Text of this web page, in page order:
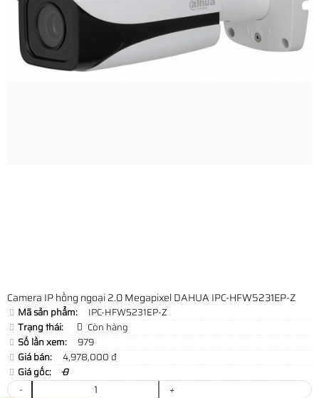
Camera IP hồng ngoại 2.0 Megapixel DAHUA IPC-HFW5231EP-Z
Mã sản phẩm:
IPC-HFW5231EP-Z
Trạng thái:
Còn hàng
Số lần xem:
979
Giá bán:
4,978,000 đ
Giá gốc:
0
-
+